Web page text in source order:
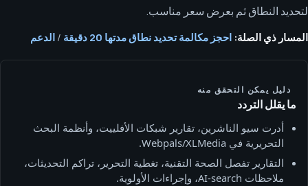
لتحديد النطاق ثم بعرض سعر مناسب.
المسار ذي الصلة: احجز مكالمة تحديد نطاق مدتها 20 دقيقة / الدعم
دليل يمكن التحقق منه
ما يقلل التردد
أدرت سيو الناشرين، تقارير شبكات الأفلييت، وأنظمة البحث
التحريرية في Webpals/XLMedia.
التقارير تفصل الصحة التقنية، تغطية التحرير، تراكم التحديثات،
ملاحظات AI-search، وإجراءات الأولوية.